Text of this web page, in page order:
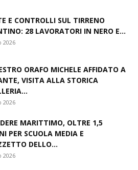
E CONTROLLI SUL TIRRENO
28 LAVORATORI IN NERO E...
2026
ORAFO MICHELE AFFIDATO A
VISITA ALLA STORICA
2026
MARITTIMO, OLTRE 1,5
PER SCUOLA MEDIA E
DELLO...
2026